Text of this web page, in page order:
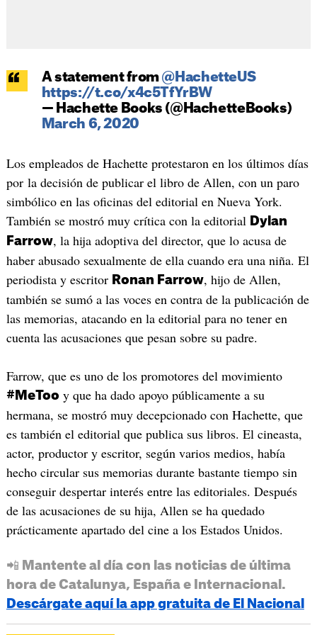
A statement from @HachetteUS
https://t.co/x4c5TfYrBW
— Hachette Books (@HachetteBooks)
March 6, 2020
Los empleados de Hachette protestaron en los últimos días
por la decisión de publicar el libro de Allen, con un paro
simbólico en las oficinas del editorial en Nueva York.
También se mostró muy crítica con la editorial Dylan
Farrow, la hija adoptiva del director, que lo acusa de
haber abusado sexualmente de ella cuando era una niña. El
periodista y escritor Ronan Farrow, hijo de Allen,
también se sumó a las voces en contra de la publicación de
las memorias, atacando en la editorial para no tener en
cuenta las acusaciones que pesan sobre su padre.
Farrow, que es uno de los promotores del movimiento
#MeToo y que ha dado apoyo públicamente a su
hermana, se mostró muy decepcionado con Hachette, que
es también el editorial que publica sus libros. El cineasta,
actor, productor y escritor, según varios medios, había
hecho circular sus memorias durante bastante tiempo sin
conseguir despertar interés entre las editoriales. Después
de las acusaciones de su hija, Allen se ha quedado
prácticamente apartado del cine a los Estados Unidos.
📲 Mantente al día con las noticias de última
hora de Catalunya, España e Internacional.
Descárgate aquí la app gratuita de El Nacional